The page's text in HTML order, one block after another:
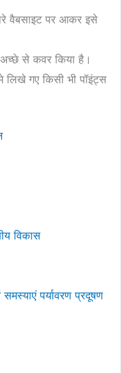
वैबसाइट पर आकर इसे
से कवर किया है।
लिखे गए किसी भी पॉइंट्स
विकास
पर्यावरण प्रदूषण